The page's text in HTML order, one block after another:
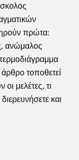
πρώτα:
ανώμαλος
τοποθετεί
οι μελέτες, τι
και